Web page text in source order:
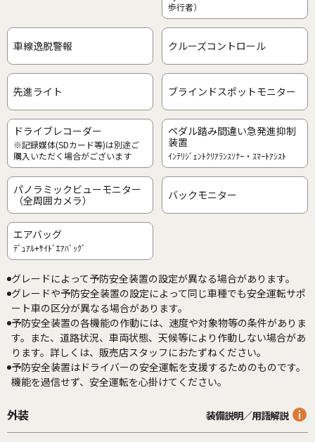
歩行者）
車線逸脱警報 クルーズコントロール
先進ライト ブラインドスポットモニター
ドライブレコーダー
※記録媒体(SDカード等)は別途ご
購入いただく場合がございます
ペダル踏み間違い急発進抑制
装置
ｲﾝﾃﾘｼﾞｪﾝﾄｸﾘｱﾗﾝｽｿﾅｰ・ｽﾏｰﾄｱｼｽﾄ
パノラミックビューモニター
（全周囲カメラ）
バックモニター
エアバッグ
ﾃﾞｭｱﾙ+ｻｲﾄﾞｴｱﾊﾞｯｸﾞ
グレードによって予防安全装置の設定が異なる場合があります。
グレードや予防安全装置の設定によって同じ車種でも安全運転サポ
ート車の区分が異なる場合があります。
予防安全装置の各機能の作動には、速度や対象物等の条件がありま
す。また、道路状況、車両状態、天候等により作動しない場合があ
ります。詳しくは、販売店スタッフにおたずねください。
予防安全装置はドライバーの安全運転を支援するためのものです。
機能を過信せず、安全運転を心掛けてください。
外装 装備説明／用語解説